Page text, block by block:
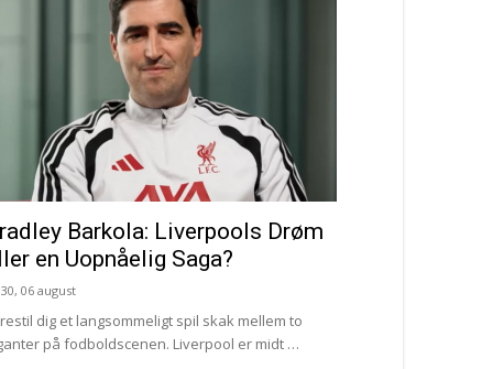
Barkola: Liverpools Drøm
en Uopnåelig Saga?
06 august
dig et langsommeligt spil skak mellem to
på fodboldscenen. Liverpool er midt …